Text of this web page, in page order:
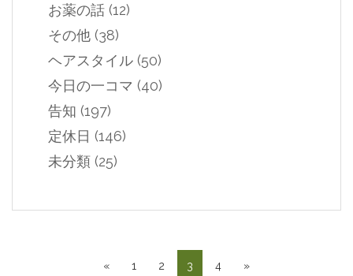
お薬の話 (12)
その他 (38)
ヘアスタイル (50)
今日の一コマ (40)
告知 (197)
定休日 (146)
未分類 (25)
« 1 2 3 4 »